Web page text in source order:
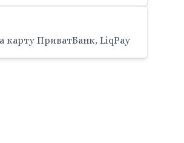
карту ПриватБанк, LiqPay